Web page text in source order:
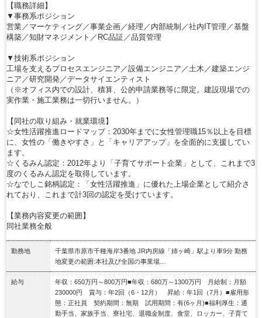
【職務詳細】
▼事務系ポジション
営業／マーケティング／事業企画／経理／内部統制／社内IT管理／基盤
構築／知財マネジメント／RC品証／品質管理
▼技術系ポジション
工場を支えるプロセスエンジニア／設備エンジニア／土木／建築エンジ
ニア／研究開発／データサイエンティスト
（※オフィス内での設計、積算、公的申請業務等に限定。建設現場での
実作業・施工業務は一切行いません。）
【同社の取り組み・就業環境】
☆女性活躍推進ロードマップ：2030年までに女性管理職15％以上を目標
に、女性の「働きやすさ」と「キャリアアップ」を全面的に支援してい
ます。
☆くるみん認定：2012年より「子育てサポート企業」として、これまで3
度のくるみん認定を取得しています。
☆なでしこ銘柄認定：「女性活躍推進」に優れた上場企業として紹介さ
れており、これまで計3回の認定を受けています。
【業務内容変更の範囲】
同社業務全般
勤務地
千葉県市原市千種海岸3番地 JR内房線「姉ヶ崎」駅より車9分 勤務
地変更の範囲:本社及び全国の事業場…
給与
年収：650万円～800万円■年収：680万～1300万円 月給制：月額
230000円 賞与：年2回（6・12月） 昇給：年1回（7月）■雇用形
態：正社員 契約期間：無期 試用期間：有(6ヶ月)■福利厚生：通
勤手当、家族手当、寮社宅、退職金制度、食堂、ロッカー、子育て